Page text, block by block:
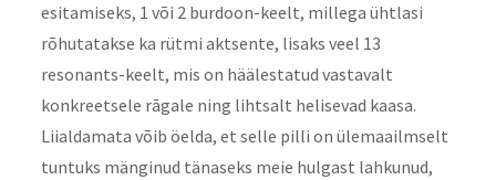
esitamiseks, 1 või 2 burdoon-keelt, millega ühtlasi
rõhutatakse ka rütmi aktsente, lisaks veel 13
resonants-keelt, mis on häälestatud vastavalt
konkreetsele rāgale ning lihtsalt helisevad kaasa.
Liialdamata võib öelda, et selle pilli on ülemaailmselt
tuntuks mänginud tänaseks meie hulgast lahkunud,